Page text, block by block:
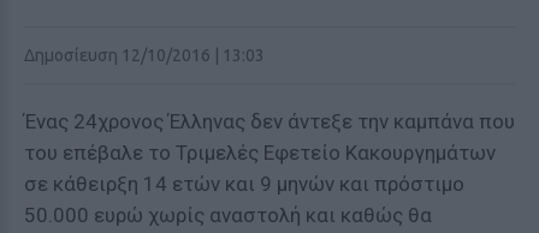
Δημοσίευση 12/10/2016 | 13:03
Ένας 24χρονος Έλληνας δεν άντεξε την καμπάνα που
του επέβαλε το Τριμελές Εφετείο Κακουργημάτων
σε κάθειρξη 14 ετών και 9 μηνών και πρόστιμο
50.000 ευρώ χωρίς αναστολή και καθώς θα